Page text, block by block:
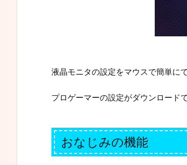
液晶モニタの設定をマウスで簡単に
プロゲーマーの設定がダウンロード
おなじみの機能